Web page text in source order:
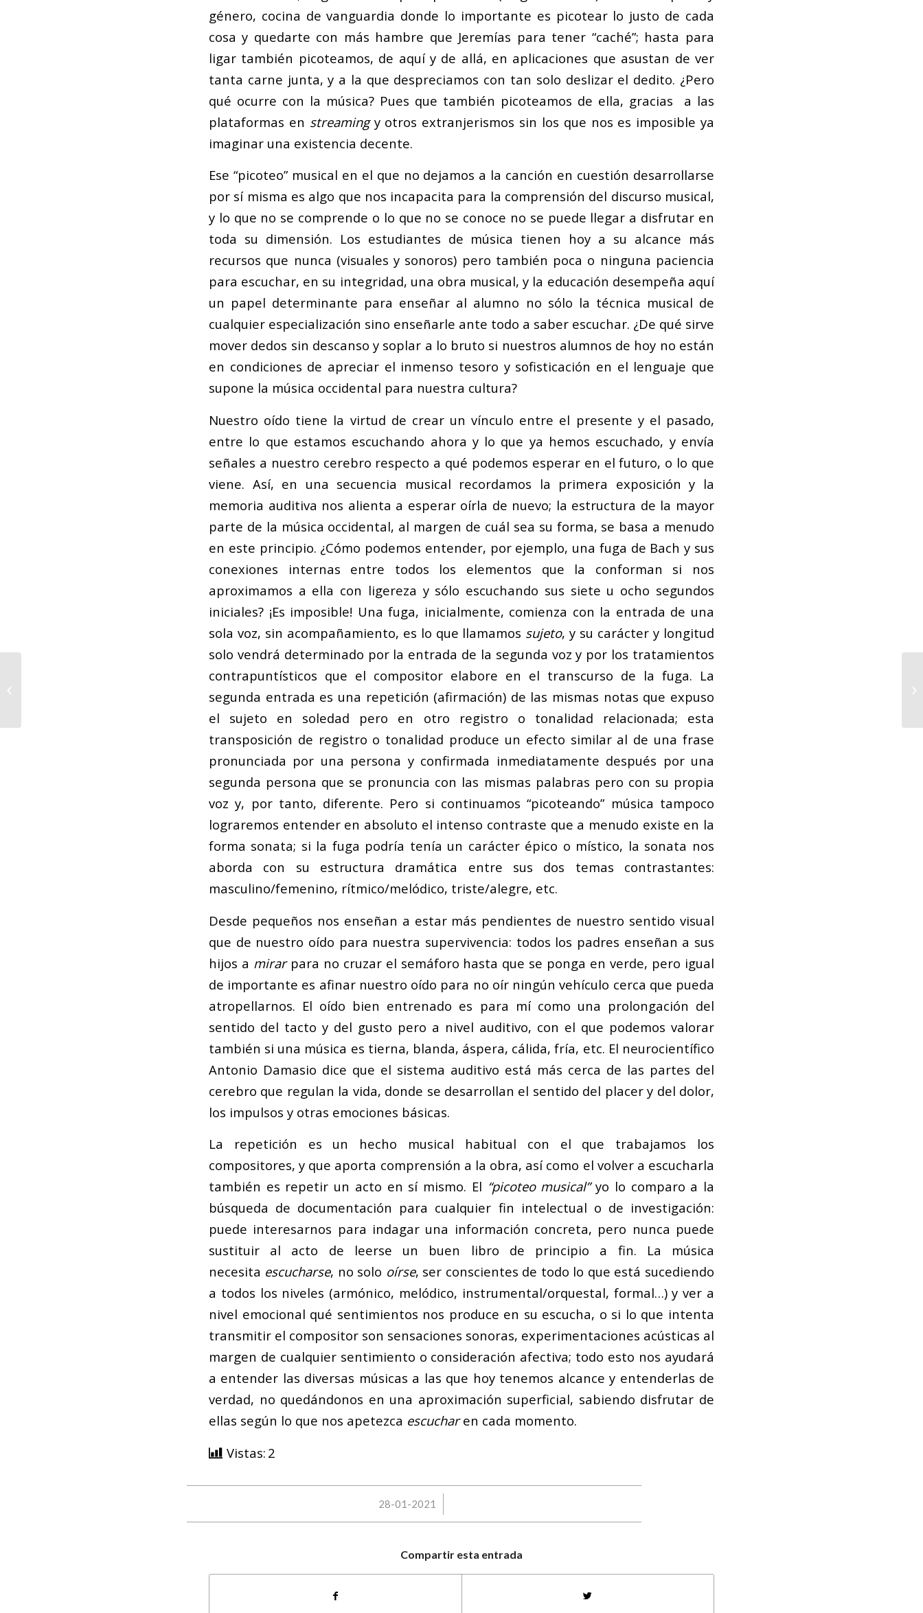
género, cocina de vanguardia donde lo importante es picotear lo justo de cada
cosa y quedarte con más hambre que Jeremías para tener “caché”; hasta para
ligar también picoteamos, de aquí y de allá, en aplicaciones que asustan de ver
tanta carne junta, y a la que despreciamos con tan solo deslizar el dedito. ¿Pero
qué ocurre con la música? Pues que también picoteamos de ella, gracias a las
plataformas en streaming y otros extranjerismos sin los que nos es imposible ya
imaginar una existencia decente.
Ese “picoteo” musical en el que no dejamos a la canción en cuestión desarrollarse
por sí misma es algo que nos incapacita para la comprensión del discurso musical,
y lo que no se comprende o lo que no se conoce no se puede llegar a disfrutar en
toda su dimensión. Los estudiantes de música tienen hoy a su alcance más
recursos que nunca (visuales y sonoros) pero también poca o ninguna paciencia
para escuchar, en su integridad, una obra musical, y la educación desempeña aquí
un papel determinante para enseñar al alumno no sólo la técnica musical de
cualquier especialización sino enseñarle ante todo a saber escuchar. ¿De qué sirve
mover dedos sin descanso y soplar a lo bruto si nuestros alumnos de hoy no están
en condiciones de apreciar el inmenso tesoro y sofisticación en el lenguaje que
supone la música occidental para nuestra cultura?
Nuestro oído tiene la virtud de crear un vínculo entre el presente y el pasado,
entre lo que estamos escuchando ahora y lo que ya hemos escuchado, y envía
señales a nuestro cerebro respecto a qué podemos esperar en el futuro, o lo que
viene. Así, en una secuencia musical recordamos la primera exposición y la
memoria auditiva nos alienta a esperar oírla de nuevo; la estructura de la mayor
parte de la música occidental, al margen de cuál sea su forma, se basa a menudo
en este principio. ¿Cómo podemos entender, por ejemplo, una fuga de Bach y sus
conexiones internas entre todos los elementos que la conforman si nos
aproximamos a ella con ligereza y sólo escuchando sus siete u ocho segundos
iniciales? ¡Es imposible! Una fuga, inicialmente, comienza con la entrada de una
sola voz, sin acompañamiento, es lo que llamamos sujeto, y su carácter y longitud
solo vendrá determinado por la entrada de la segunda voz y por los tratamientos
contrapuntísticos que el compositor elabore en el transcurso de la fuga. La
segunda entrada es una repetición (afirmación) de las mismas notas que expuso
el sujeto en soledad pero en otro registro o tonalidad relacionada; esta
transposición de registro o tonalidad produce un efecto similar al de una frase
pronunciada por una persona y confirmada inmediatamente después por una
segunda persona que se pronuncia con las mismas palabras pero con su propia
voz y, por tanto, diferente. Pero si continuamos “picoteando” música tampoco
lograremos entender en absoluto el intenso contraste que a menudo existe en la
forma sonata; si la fuga podría tenía un carácter épico o místico, la sonata nos
aborda con su estructura dramática entre sus dos temas contrastantes:
masculino/femenino, rítmico/melódico, triste/alegre, etc.
Desde pequeños nos enseñan a estar más pendientes de nuestro sentido visual
que de nuestro oído para nuestra supervivencia: todos los padres enseñan a sus
hijos a mirar para no cruzar el semáforo hasta que se ponga en verde, pero igual
de importante es afinar nuestro oído para no oír ningún vehículo cerca que pueda
atropellarnos. El oído bien entrenado es para mí como una prolongación del
sentido del tacto y del gusto pero a nivel auditivo, con el que podemos valorar
también si una música es tierna, blanda, áspera, cálida, fría, etc. El neurocientífico
Antonio Damasio dice que el sistema auditivo está más cerca de las partes del
cerebro que regulan la vida, donde se desarrollan el sentido del placer y del dolor,
los impulsos y otras emociones básicas.
La repetición es un hecho musical habitual con el que trabajamos los
compositores, y que aporta comprensión a la obra, así como el volver a escucharla
también es repetir un acto en sí mismo. El “picoteo musical”yo lo comparo a la
búsqueda de documentación para cualquier fin intelectual o de investigación:
puede interesarnos para indagar una información concreta, pero nunca puede
sustituir al acto de leerse un buen libro de principio a fin. La música
necesita escucharse, no solo oírse, ser conscientes de todo lo que está sucediendo
a todos los niveles (armónico, melódico, instrumental/orquestal, formal…) y ver a
nivel emocional qué sentimientos nos produce en su escucha, o si lo que intenta
transmitir el compositor son sensaciones sonoras, experimentaciones acústicas al
margen de cualquier sentimiento o consideración afectiva; todo esto nos ayudará
a entender las diversas músicas a las que hoy tenemos alcance y entenderlas de
verdad, no quedándonos en una aproximación superficial, sabiendo disfrutar de
ellas según lo que nos apetezca escucharen cada momento.
Vistas: 2
28-01-2021
/
Compartir esta entrada